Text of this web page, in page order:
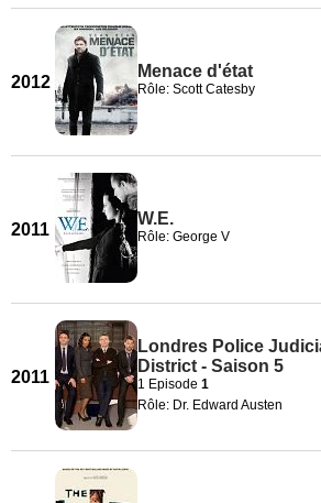
2012
Menace d'état
Rôle: Scott Catesby
2011
W.E.
Rôle: George V
2011
Londres Police
District - Saison 5
1 Episode 1
Rôle: Dr. Edward Austen